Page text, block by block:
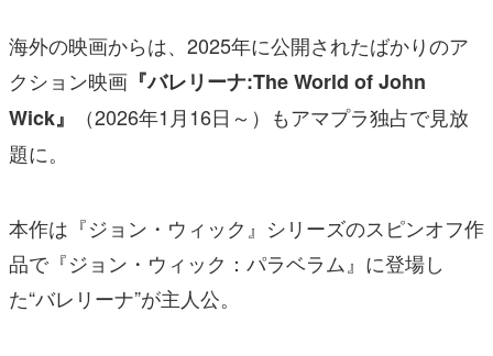
海外の映画からは、2025年に公開されたばかりのア
クション映画 『バレリーナ:The World of John
Wick』
（2026年1月16日～）もアマプラ独占で見放
題に。
本作は『ジョン・ウィック』シリーズのスピンオフ作
品で『ジョン・ウィック：パラベラム』に登場し
た“バレリーナ”が主人公。